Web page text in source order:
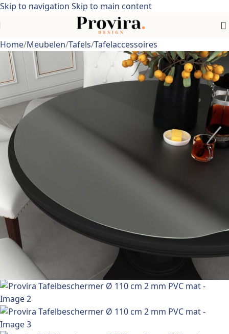
Skip to navigation Skip to main content
Home/Meubelen/Tafels/Tafelaccessoires